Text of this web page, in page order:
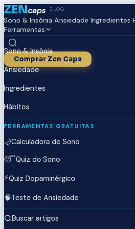
ZENcaps BLOG
Sono & Insônia Ansiedade Ingredientes
Ferramentas
Comprar Zen Caps
Sono & Insônia
Ansiedade
Ingredientes
Hábitos
FERRAMENTAS GRATUITAS
🌙Calculadora de Sono
😴Quiz do Sono
⚡Quiz Dopaminérgico
🧠Teste de Ansiedade
Buscar artigos